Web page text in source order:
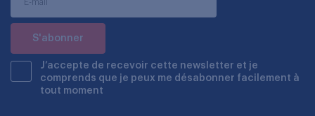
J’accepte de recevoir cette newsletter et je
comprends que je peux me désabonner facilement à
tout moment